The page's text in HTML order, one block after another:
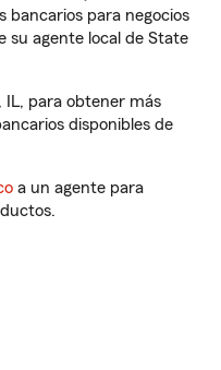
bancarios para negocios
su agente local de State
IL, para obtener más
disponibles de
a un agente para